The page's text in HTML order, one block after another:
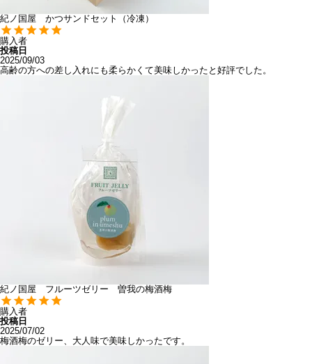
紀ノ国屋 かつサンドセット（冷凍）
購入者
投稿日
2025/09/03
高齢の方への差し入れにも柔らかくて美味しかったと好評でした。
紀ノ国屋 フルーツゼリー 曽我の梅酒梅
購入者
投稿日
2025/07/02
梅酒梅のゼリー、大人味で美味しかったです。